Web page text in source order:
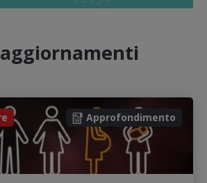
Approfondimento